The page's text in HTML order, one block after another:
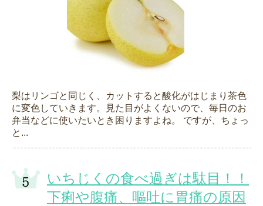
梨はリンゴと同じく、カットすると酸化がはじまり茶色
に変色していきます。見た目がよくないので、毎日のお
弁当などに使いたいとき困りますよね。 ですが、ちょっ
と...
いちじくの食べ過ぎは駄目！！
下痢や腹痛、嘔吐に胃痛の原因